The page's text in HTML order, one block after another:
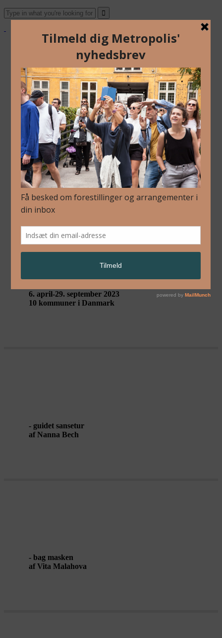
Blog
Arkiv
Nyhedsbrev
Kalender
Kontakt
Dansk
Om Os
Blog
Arkiv
Nyhedsbrev
Kalender
Dansk
Om Performing Landscapes
6. april-29. september 2023
10 kommuner i Danmark
- guidet sansetur
af Nanna Bech
- bag masken
af Vita Malahova